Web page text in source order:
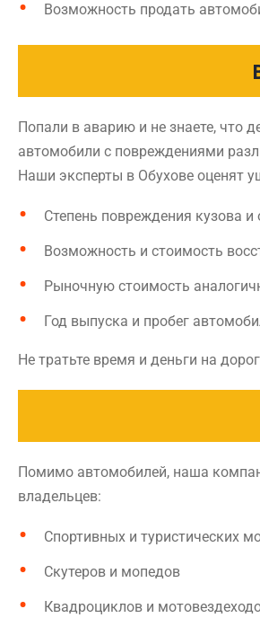
Возможность продать
Попали в аварию и не знаете,
автомобили с повреждениями
Наши эксперты в Обухове оценят
Степень повреждения кузова
Возможность и стоимость
Рыночную стоимость
Год выпуска и пробег
Не тратьте время и деньги на
Помимо автомобилей, наша
владельцев:
Спортивных и туристических
Скутеров и мопедов
Квадроциклов и